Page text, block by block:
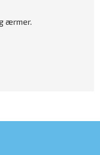
ærmer.